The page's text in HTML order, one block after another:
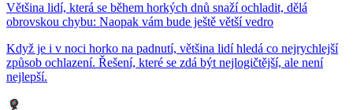
Většina lidí, která se během horkých dnů snaží ochladit, dělá
obrovskou chybu: Naopak vám bude ještě větší vedro
Když je i v noci horko na padnutí, většina lidí hledá co nejrychlejší
způsob ochlazení. Řešení, které se zdá být nejlogičtější, ale není
nejlepší.